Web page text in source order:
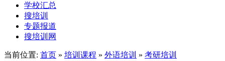
学校汇总
搜培训
专题报道
搜培训网
当前位置: 首页 » 培训课程 » 外语培训 » 考研培训